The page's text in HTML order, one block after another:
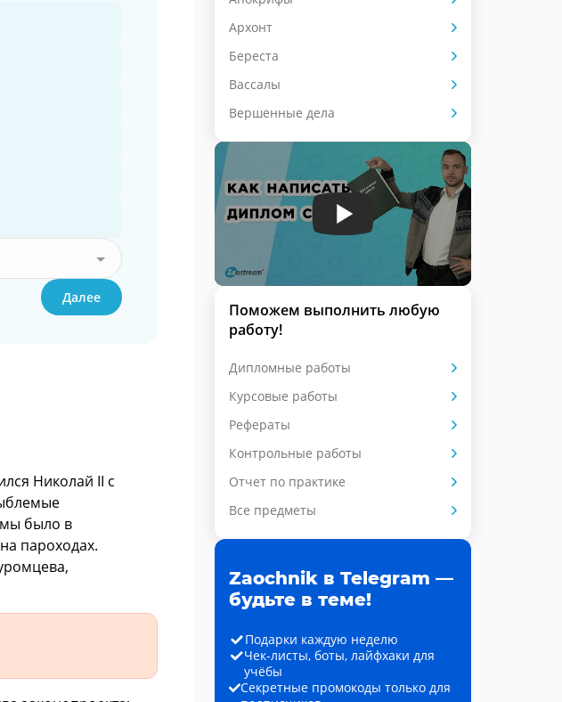
Далее
Николай II с
было в
пароходах.
Архонт
Береста
Вассалы
Вершенные дела
Поможем выполнить любую
работу!
Дипломные работы
Курсовые работы
Рефераты
Контрольные работы
Отчет по практике
Все предметы
Zaochnik в Telegram —
будьте в теме!
Подарки каждую неделю
Чек-листы, боты, лайфхаки для
учёбы
Секретные промокоды только для